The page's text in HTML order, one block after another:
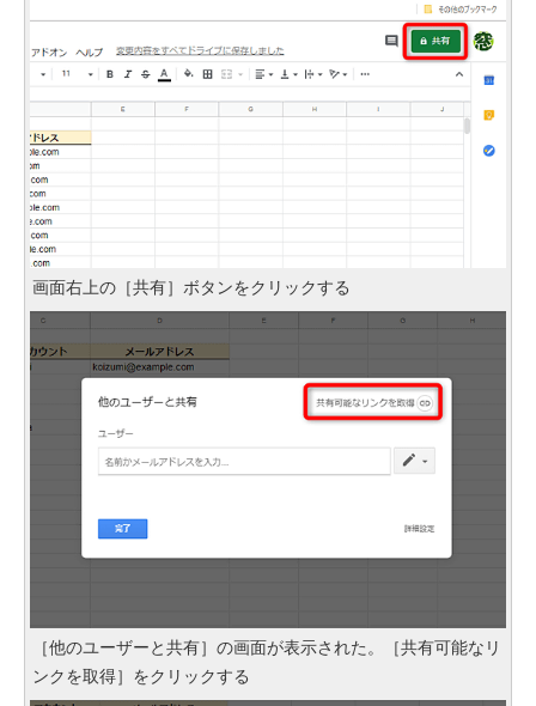
画面右上の［共有］ボタンをクリックする
［他のユーザーと共有］の画面が表示された。［共有可能なリ
ンクを取得］をクリックする